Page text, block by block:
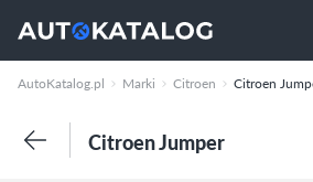
AutoKatalog.pl Marki Citroen Citroen
Citroen Jumper